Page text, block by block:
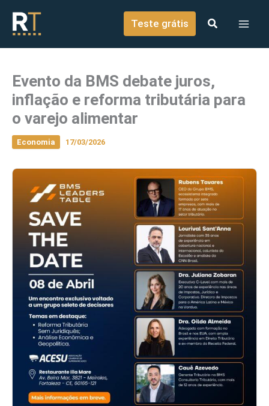
conteúdo
Teste grátis
Evento da BMS debate juros,
inflação e reforma tributária para
o varejo alimentar
Economia 17/03/2026